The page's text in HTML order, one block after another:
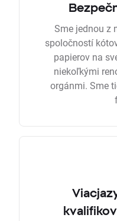
Sme jednou z
spoločností
papierov na
niekoľkými
orgánmi. Sme